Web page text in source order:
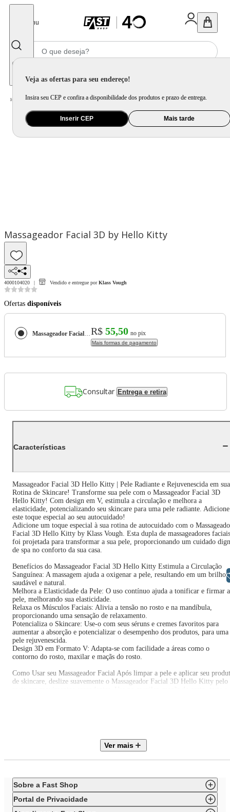
Menu
Veja as ofertas para seu endereço!
Insira seu CEP e confira a disponibilidade dos produtos e prazo de entrega.
Inserir CEP Mais tarde
Home Saúde e Beleza / Skin Care
Massageador Facial 3D by Hello Kitty
4000104020 Vendido e entregue por Klass Vough
Ofertas disponíveis
Massageador Facial 3D by Hello KittyR$ 55,50 no pix
Mais formas de pagamento
Consultar Entrega e retira
Características
Massageador Facial 3D Hello Kitty | Pele Radiante e Rejuvenescida em sua
Rotina de Skincare! Transforme sua pele com o Massageador Facial 3D
Hello Kitty! Com design em V, estimula a circulação e melhora a
elasticidade, potencializando seu skincare para uma pele radiante. Adicione
este toque especial ao seu autocuidado!
Adicione um toque especial à sua rotina de autocuidado com o
Facial 3D Hello Kitty by Klass Vough. Esta dupla de massageadores faciais
foi projetada para transformar a sua pele, proporcionando um cuidado
de spa no conforto da sua casa.
Benefícios do Massageador Facial 3D Hello Kitty Estimula a Circulação
Sanguínea: A massagem ajuda a oxigenar a pele, resultando em um brilho
saudável e natural.
Melhora a Elasticidade da Pele: O uso contínuo ajuda a tonificar e firmar a
pele, melhorando sua elasticidade.
Relaxa os Músculos Faciais: Alivia a tensão no rosto e na mandíbula,
proporcionando uma sensação de relaxamento.
Potencializa o Skincare: Use-o com seus séruns e cremes favoritos para
aumentar a absorção e potencializar o desempenho dos produtos, para uma
pele rejuvenescida.
Design 3D em Formato V: Adapta-se com facilidade a áreas como o
contorno do rosto, maxilar e maçãs do rosto.
Como Usar seu Massageador Facial Após limpar a pele e aplicar seu
de skincare, deslize suavemente o Massageador Facial 3D Hello Kitty pelo
Coleção: Hello Kitty by Klass Vough
Ver mais
Sobre a Fast Shop
Portal de Privacidade
Libras